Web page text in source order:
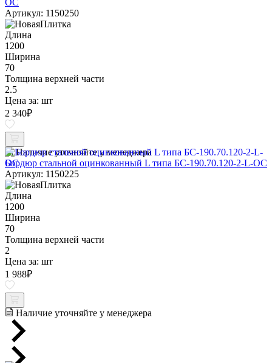
ОС
Артикул: 1150250
Длина
1200
Ширина
70
Толщина верхней части
2.5
Цена за: шт
2 340₽
Наличие уточняйте у менеджера
Бордюр стальной оцинкованный L типа БС-190.70.120-2-L-ОС
Артикул: 1150225
Длина
1200
Ширина
70
Толщина верхней части
2
Цена за: шт
1 988₽
Наличие уточняйте у менеджера